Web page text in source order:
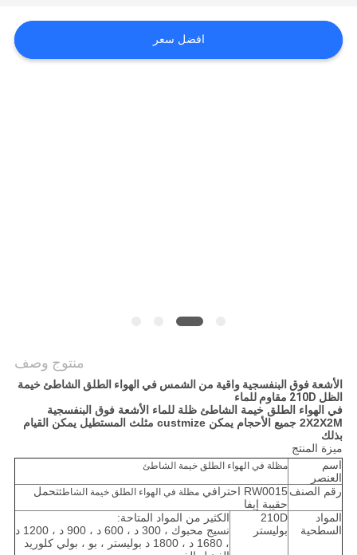
افضل سعر
منتوج وصف
الأشعة فوق البنفسجية واقية من الشمس في الهواء الطلق الشاطئ خيمة
الظل 210D مقاوم للماء
في الهواء الطلق خيمة الشاطئ ظلة للماء الأشعة فوق البنفسجية
2X2X2M جميع الأحجام يمكن custmize مثلث المستطيل يمكن القيام
بذلك
ميزة المنتج
اسم
العنصر
مظلة في الهواء الطلق خيمة الشاطئ
رقم الصنف RW0015 احترافي مظلة في الهواء الطلق خيمة الشاطئتحمل
حقيبة إيفا
المواد
السطحية
210D
بوليستر
الكثير من المواد المتاحة:
نسيج محبوك ، 300 د ، 600 د ، 900 د ، 1200 د
، 1680 د ، 1800 د بوليستر ، بو ، بولي كلوريد